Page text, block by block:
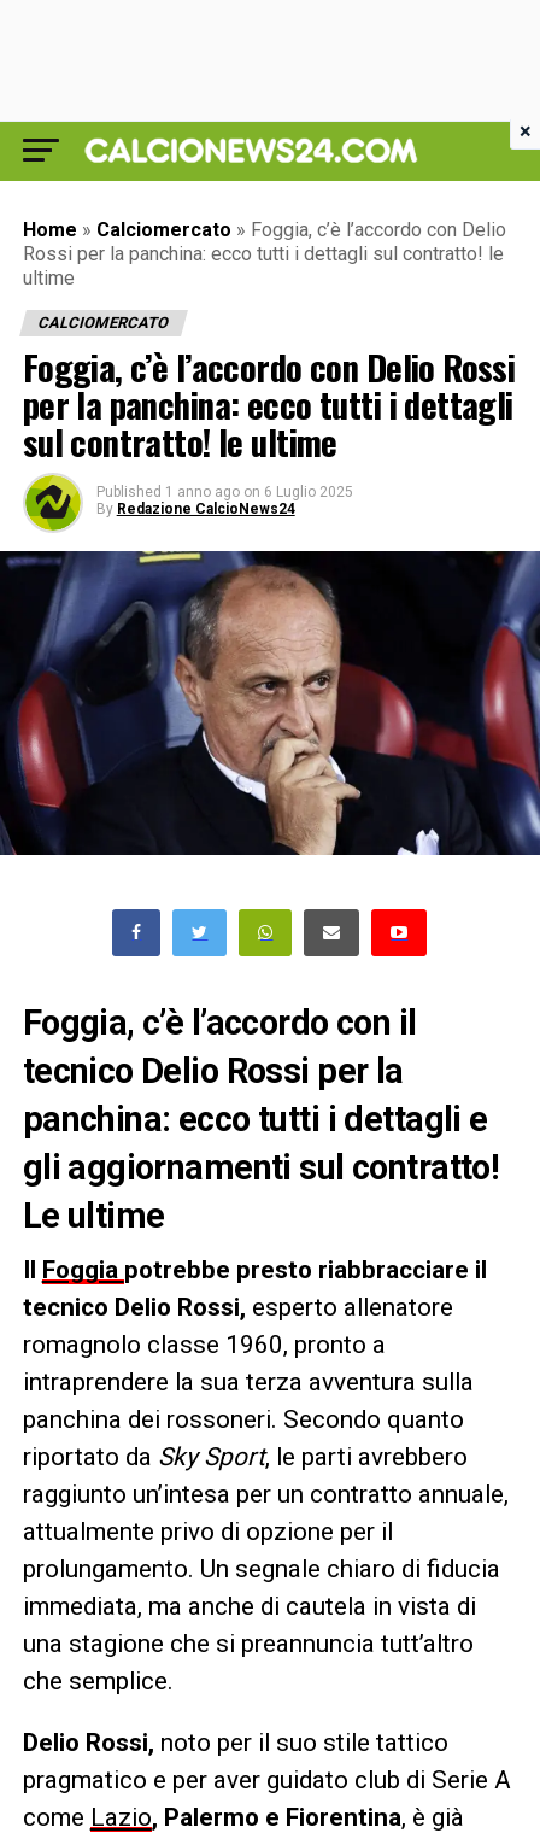
Home » Calciomercato » Foggia, c’è l’accordo con Delio
Rossi per la panchina: ecco tutti i dettagli sul contratto! le
ultime
CALCIOMERCATO
Foggia, c’è l’accordo con Delio Rossi
per la panchina: ecco tutti i dettagli
sul contratto! le ultime
Published 1 anno ago on 6 Luglio 2025
By Redazione CalcioNews24
Foggia, c’è l’accordo con il
tecnico Delio Rossi per la
panchina: ecco tutti i dettagli e
gli aggiornamenti sul contratto!
Le ultime
Il Foggia potrebbe presto riabbracciare il
tecnico Delio Rossi, esperto allenatore
romagnolo classe 1960, pronto a
intraprendere la sua terza avventura sulla
panchina dei rossoneri. Secondo quanto
riportato da Sky Sport, le parti avrebbero
raggiunto un’intesa per un contratto annuale,
attualmente privo di opzione per il
prolungamento. Un segnale chiaro di fiducia
immediata, ma anche di cautela in vista di
una stagione che si preannuncia tutt’altro
che semplice.
Delio Rossi, noto per il suo stile tattico
pragmatico e per aver guidato club di Serie A
come Lazio, Palermo e Fiorentina, è già
×